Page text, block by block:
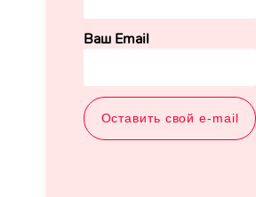
Ваш Email